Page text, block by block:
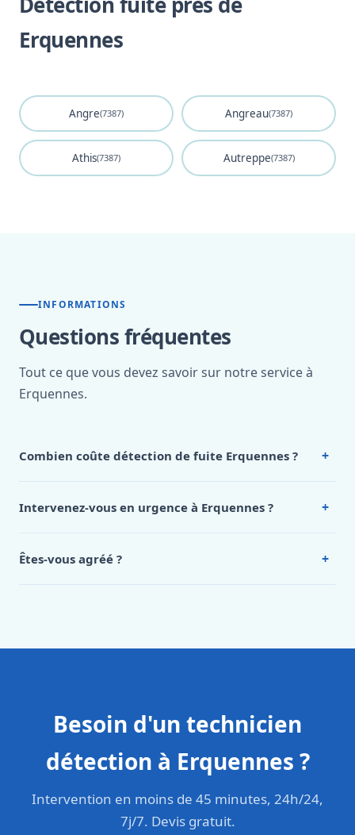
Erquennes
Angre(7387) Angreau(7387)
Athis(7387) Autreppe(7387)
INFORMATIONS
Questions fréquentes
Tout ce que vous devez savoir sur notre service à
Erquennes.
Combien coûte détection de fuite Erquennes ? +
Erquennes, appelez le 0472 53 24 26.
Intervenez-vous en urgence à Erquennes ? +
Êtes-vous agréé ? +
Besoin d'un technicien
détection à Erquennes ?
Intervention en moins de 45 minutes, 24h/24,
7j/7. Devis gratuit.